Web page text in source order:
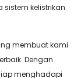
sistem kelistrikan
membuat kami
Dengan
menghadapi